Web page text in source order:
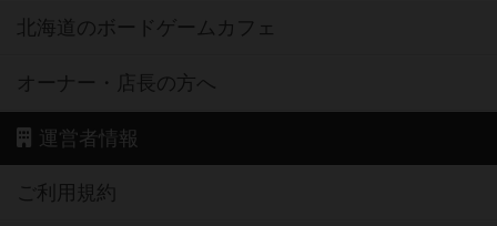
北海道のボードゲームカフェ
オーナー・店長の方へ
運営者情報
ご利用規約